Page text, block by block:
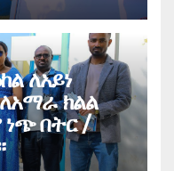
ለአይነ
ክልል
በትር /